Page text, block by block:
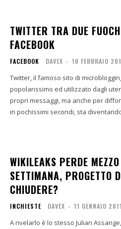
TWITTER TRA DUE
FACEBOOK
FACEBOOK DAVEX - 10 FEBBRAIO
Twitter, il famoso sito di
popolarissimo ed utilizzato dagli
propri messaggi, ma anche per
in pochissimi secondi, sta
WIKILEAKS PERDE
SETTIMANA, PROGETTO
CHIUDERE?
INCHIESTE DAVEX - 11 GENNAIO 2011
A rivelarlo è lo stesso Julian